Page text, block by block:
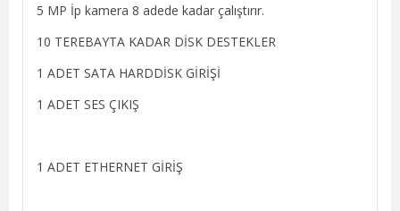
5 MP İp kamera 8 adede kadar çalıştırır.
10 TEREBAYTA KADAR DİSK DESTEKLER
1 ADET SATA HARDDİSK GİRİŞİ
1 ADET SES ÇIKIŞ
1 ADET ETHERNET GİRİŞ